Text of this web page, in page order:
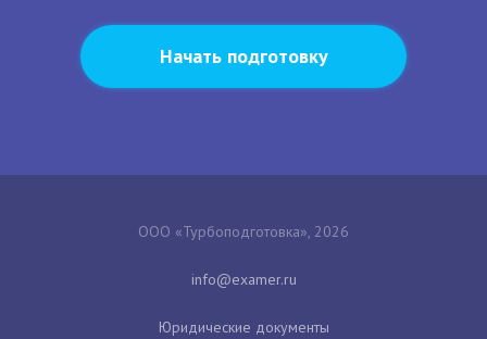
Начать подготовку
ООО «Турбоподготовка», 2026
Юридические документы